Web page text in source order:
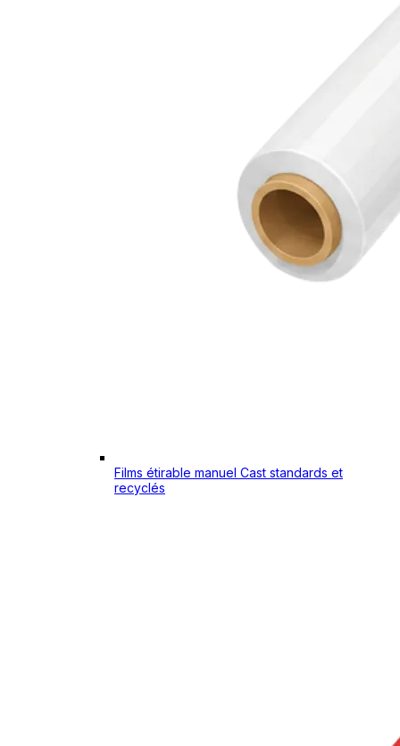
Films étirable manuel Cast standards et
recyclés